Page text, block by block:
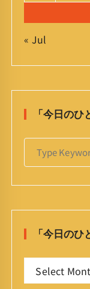
« Jul
「今日の
S
r
:
「今日の
Select